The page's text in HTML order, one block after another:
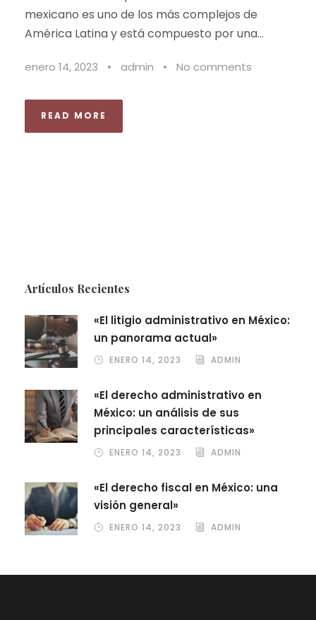
mexicano es uno de los más complejos de
América Latina y está compuesto por una...
enero 14, 2023 • admin • No comments
READ MORE
Artículos Recientes
«El litigio administrativo en México:
un panorama actual»
ENERO 14, 2023 ADMIN
«El derecho administrativo en
México: un análisis de sus
principales características»
ENERO 14, 2023 ADMIN
«El derecho fiscal en México: una
visión general»
ENERO 14, 2023 ADMIN